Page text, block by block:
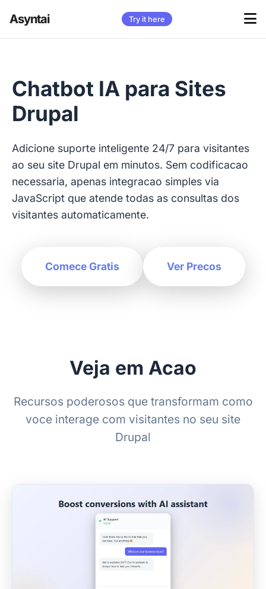
Asyntai Try it here
Chatbot IA para Sites
Drupal
Adicione suporte inteligente 24/7 para visitantes
ao seu site Drupal em minutos. Sem codificacao
necessaria, apenas integracao simples via
JavaScript que atende todas as consultas dos
visitantes automaticamente.
Comece Gratis Ver Precos
Veja em Acao
Recursos poderosos que transformam como
voce interage com visitantes no seu site
Drupal